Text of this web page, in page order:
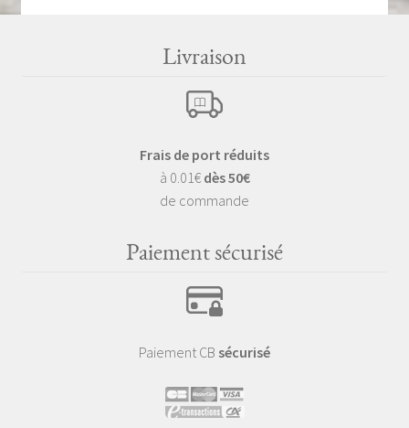
Livraison
Frais de port réduits
à 0.01€ dès 50€
de commande
Paiement sécurisé
Paiement CB sécurisé